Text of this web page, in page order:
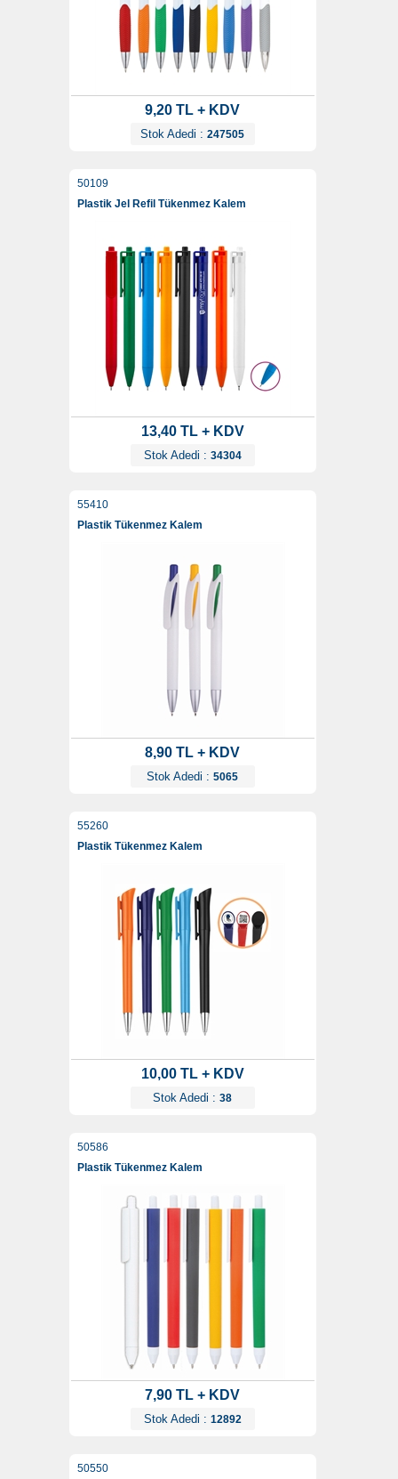
9,20 TL + KDV
Stok Adedi : 247505
50109
Plastik Jel Refil Tükenmez Kalem
13,40 TL + KDV
Stok Adedi : 34304
55410
Plastik Tükenmez Kalem
8,90 TL + KDV
Stok Adedi : 5065
55260
Plastik Tükenmez Kalem
10,00 TL + KDV
Stok Adedi : 38
50586
Plastik Tükenmez Kalem
7,90 TL + KDV
Stok Adedi : 12892
50550